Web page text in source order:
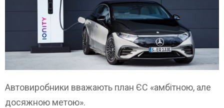
Автовиробники вважають план ЄС «амбітною, але
досяжною метою».